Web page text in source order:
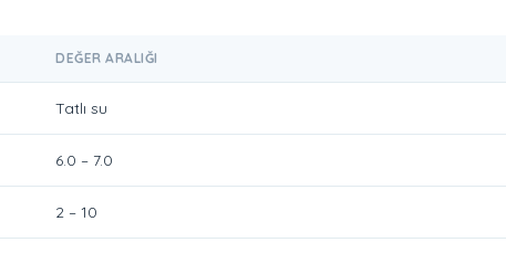
DEĞER ARALIĞI
Tatlı su
6.0 – 7.0
2 – 10